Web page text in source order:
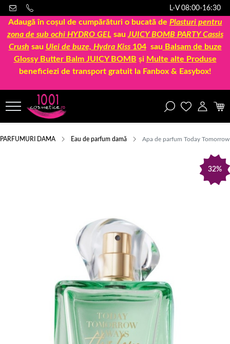
L-V 08:00-16:30
Adaugă în coșul de cumpărături o bucată de Plasturi pentru
zona de sub ochi HYDRO GEL sau JUICY BOMB PARTY Cassis
Crush sau Ulei de buze, Hydra Kiss 104sau Balsam de buze
Glossy Butter Balm JUICY BOMB și Multe alte Produse
beneficiezi de transport gratuit la Fanbox & Easybox!
PARFUMURI DAMA Eau de parfum damă Apa de parfum Today
32%